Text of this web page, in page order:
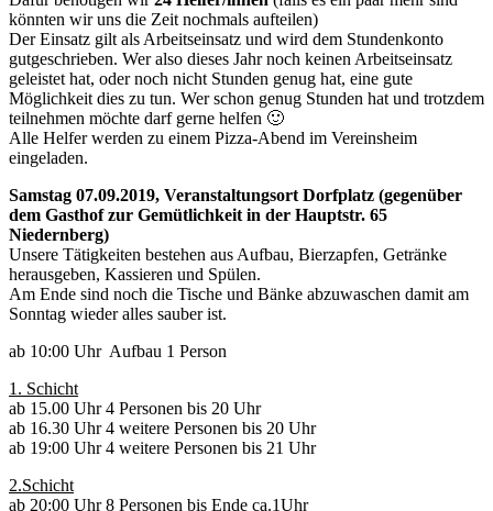
könnten wir uns die Zeit nochmals aufteilen)
Der Einsatz gilt als Arbeitseinsatz und wird dem Stundenkonto
gutgeschrieben. Wer also dieses Jahr noch keinen Arbeitseinsatz
geleistet hat, oder noch nicht Stunden genug hat, eine gute
Möglichkeit dies zu tun. Wer schon genug Stunden hat und trotzdem
teilnehmen möchte darf gerne helfen 🙂
Alle Helfer werden zu einem Pizza-Abend im Vereinsheim
eingeladen.
Samstag 07.09.2019, Veranstaltungsort Dorfplatz (gegenüber
dem Gasthof zur Gemütlichkeit in der Hauptstr. 65
Niedernberg)
Unsere Tätigkeiten bestehen aus Aufbau, Bierzapfen, Getränke
herausgeben, Kassieren und Spülen.
Am Ende sind noch die Tische und Bänke abzuwaschen damit am
Sonntag wieder alles sauber ist.
ab 10:00 Uhr Aufbau 1 Person
1. Schicht
ab 15.00 Uhr 4 Personen bis 20 Uhr
ab 16.30 Uhr 4 weitere Personen bis 20 Uhr
ab 19:00 Uhr 4 weitere Personen bis 21 Uhr
2.Schicht
ab 20:00 Uhr 8 Personen bis Ende ca.1Uhr